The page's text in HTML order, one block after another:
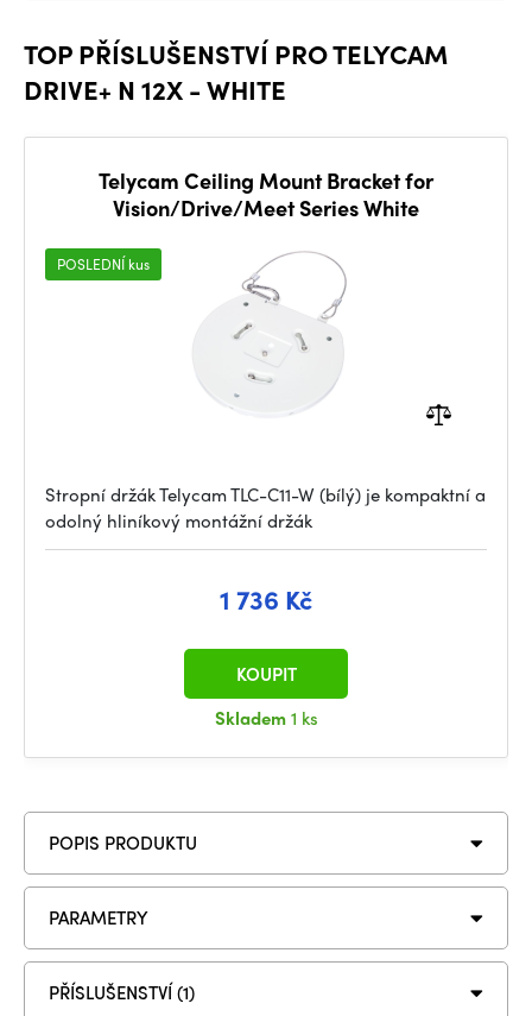
TOP PŘÍSLUŠENSTVÍ PRO TELYCAM
DRIVE+ N 12X - WHITE
Telycam Ceiling Mount Bracket for
Vision/Drive/Meet Series White
POSLEDNÍ kus
Stropní držák Telycam TLC-C11-W (bílý) je kompaktní a
odolný hliníkový montážní držák
1 736 Kč
Skladem1 ks
KOUPIT
POPIS PRODUKTU
PARAMETRY
PŘÍSLUŠENSTVÍ (1)